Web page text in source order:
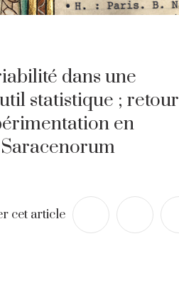
dans une
statistique ; retour
en
cet article